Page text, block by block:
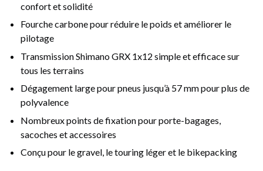
confort et solidité
Fourche carbone pour réduire le poids et améliorer le
pilotage
Transmission Shimano GRX 1x12 simple et efficace sur
tous les terrains
Dégagement large pour pneus jusqu’à 57 mm pour plus de
polyvalence
Nombreux points de fixation pour porte-bagages,
sacoches et accessoires
Conçu pour le gravel, le touring léger et le bikepacking